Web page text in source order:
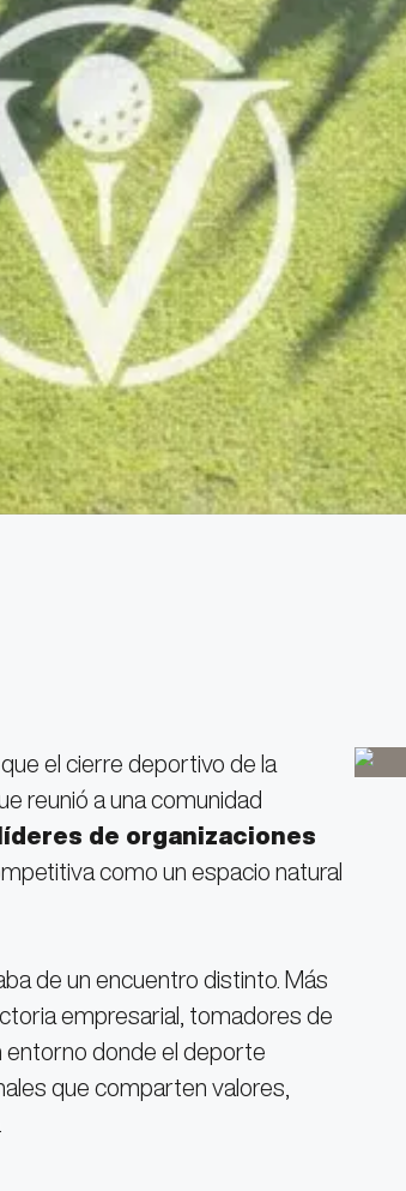
el cierre deportivo de la
reunió a una comunidad
de organizaciones
como un espacio natural
de un encuentro distinto. Más
empresarial, tomadores de
entorno donde el deporte
que comparten valores,